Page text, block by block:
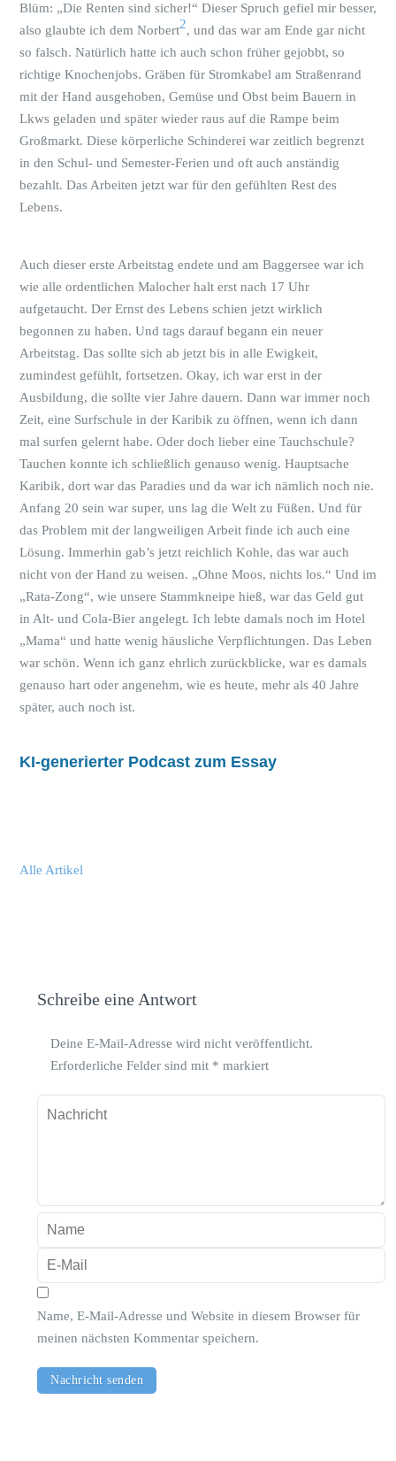
Blüm: „Die Renten sind sicher!“ Dieser Spruch gefiel mir besser,
also glaubte ich dem Norbert2, und das war am Ende gar nicht
so falsch. Natürlich hatte ich auch schon früher gejobbt, so
richtige Knochenjobs. Gräben für Stromkabel am Straßenrand
mit der Hand ausgehoben, Gemüse und Obst beim Bauern in
Lkws geladen und später wieder raus auf die Rampe beim
Großmarkt. Diese körperliche Schinderei war zeitlich begrenzt
in den Schul- und Semester-Ferien und oft auch anständig
bezahlt. Das Arbeiten jetzt war für den gefühlten Rest des
Lebens.
Auch dieser erste Arbeitstag endete und am Baggersee war ich
wie alle ordentlichen Malocher halt erst nach 17 Uhr
aufgetaucht. Der Ernst des Lebens schien jetzt wirklich
begonnen zu haben. Und tags darauf begann ein neuer
Arbeitstag. Das sollte sich ab jetzt bis in alle Ewigkeit,
zumindest gefühlt, fortsetzen. Okay, ich war erst in der
Ausbildung, die sollte vier Jahre dauern. Dann war immer noch
Zeit, eine Surfschule in der Karibik zu öffnen, wenn ich dann
mal surfen gelernt habe. Oder doch lieber eine Tauchschule?
Tauchen konnte ich schließlich genauso wenig. Hauptsache
Karibik, dort war das Paradies und da war ich nämlich noch nie.
Anfang 20 sein war super, uns lag die Welt zu Füßen. Und für
das Problem mit der langweiligen Arbeit finde ich auch eine
Lösung. Immerhin gab’s jetzt reichlich Kohle, das war auch
nicht von der Hand zu weisen. „Ohne Moos, nichts los.“ Und im
„Rata-Zong“, wie unsere Stammkneipe hieß, war das Geld gut
in Alt- und Cola-Bier angelegt. Ich lebte damals noch im Hotel
„Mama“ und hatte wenig häusliche Verpflichtungen. Das Leben
war schön. Wenn ich ganz ehrlich zurückblicke, war es damals
genauso hart oder angenehm, wie es heute, mehr als 40 Jahre
später, auch noch ist.
KI-generierter Podcast zum Essay
Alle Artikel
Schreibe eine Antwort
Deine E-Mail-Adresse wird nicht veröffentlicht.
Erforderliche Felder sind mit * markiert
Name, E-Mail-Adresse und Website in diesem Browser für
meinen nächsten Kommentar speichern.